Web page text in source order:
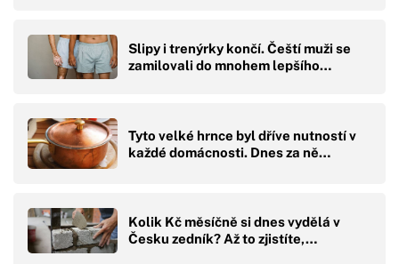
Slipy i trenýrky končí. Čeští muži se
zamilovali do mnohem lepšího…
Tyto velké hrnce byl dříve nutností v
každé domácnosti. Dnes za ně…
Kolik Kč měsíčně si dnes vydělá v
Česku zedník? Až to zjistíte,…